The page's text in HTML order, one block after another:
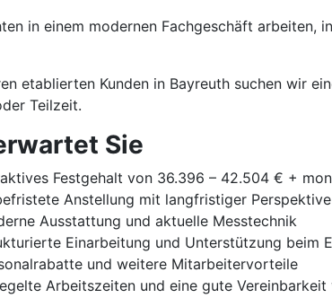
in einem modernen Fachgeschäft arbeiten,
etablierten Kunden in Bayreuth suchen wir
Teilzeit.
Sie
Festgehalt von 36.396 – 42.504 € +
Anstellung mit langfristiger Perspektive
Ausstattung und aktuelle Messtechnik
Einarbeitung und Unterstützung beim
und weitere Mitarbeitervorteile
Arbeitszeiten und eine gute